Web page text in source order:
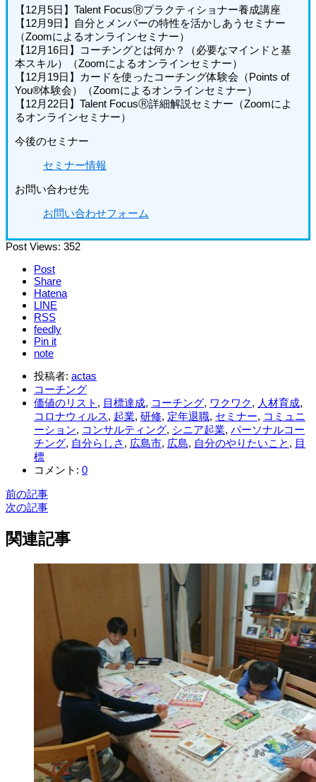
【12月5日】Talent FocusⓇプラクティショナー養成講座
【12月9日】自分とメンバーの特性を活かしあうセミナー
（Zoomによるオンラインセミナー）
【12月16日】コーチングとは何か？（必要なマインドと基
本スキル）（Zoomによるオンラインセミナー）
【12月19日】カードを使ったコーチング体験会（Points of
You®体験会）（Zoomによるオンラインセミナー）
【12月22日】Talent FocusⓇ詳細解説セミナー（Zoomによ
るオンラインセミナー）
今後のセミナー
セミナー情報
お問い合わせ先
お問い合わせフォーム
Post Views: 352
Post
Share
Hatena
LINE
RSS
feedly
Pin it
note
投稿者: actas
コーチング
価値のリスト , 目標達成, コーチング, ワクワク, 人材育成,
コロナウィルス, 起業, 研修, 定年退職, セミナー, コミュニ
ーション, コンサルティング, シニア起業, パーソナルコー
チング, 自分らしさ , 広島市, 広島, 自分のやりたいこと , 目
標
コメント: 0
前の記事
次の記事
関連記事